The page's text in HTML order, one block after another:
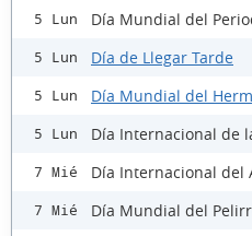
5 Lun Día Mundial del
5 Lun Día de Llegar Tarde
5 Lun Día Mundial del
5 Lun Día Internacional de
7 Mié Día Internacional del
7 Mié Día Mundial del